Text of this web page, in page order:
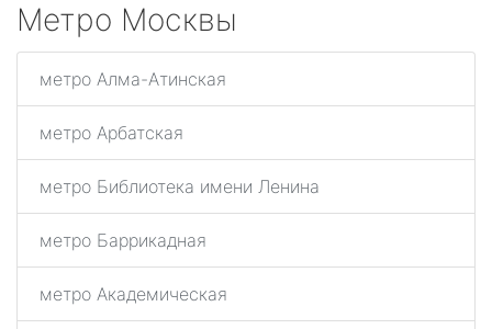
Метро Москвы
метро Алма-Атинская
метро Арбатская
метро Библиотека имени Ленина
метро Баррикадная
метро Академическая